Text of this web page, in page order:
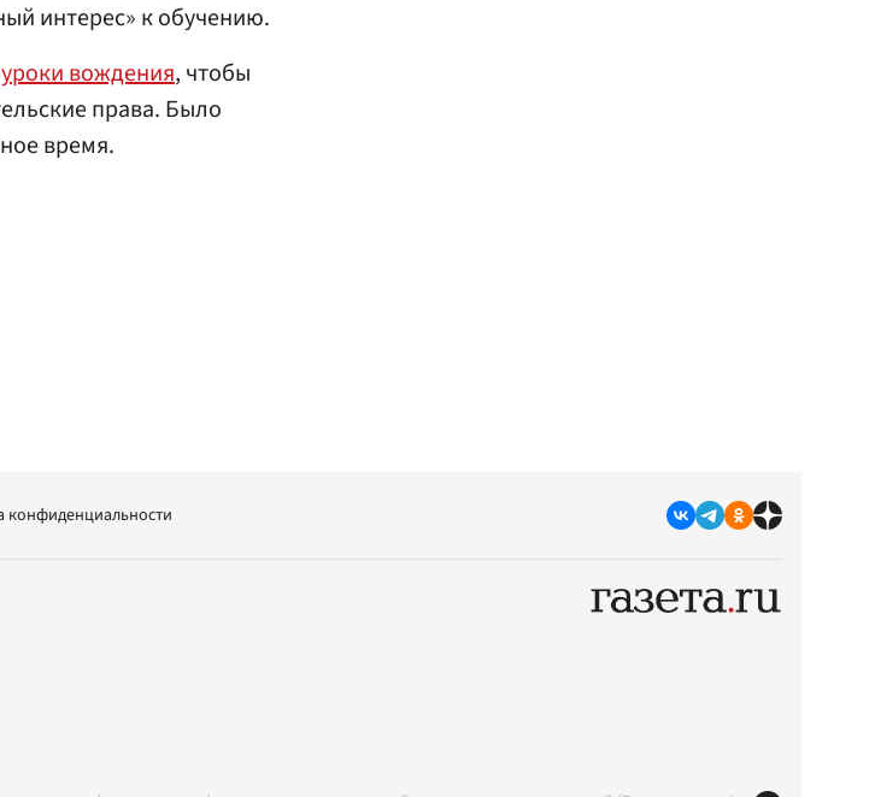
интерес» к обучению.
уроки вождения, чтобы
права. Было
время.
конфиденциальности